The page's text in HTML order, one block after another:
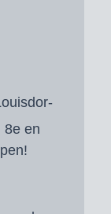
en